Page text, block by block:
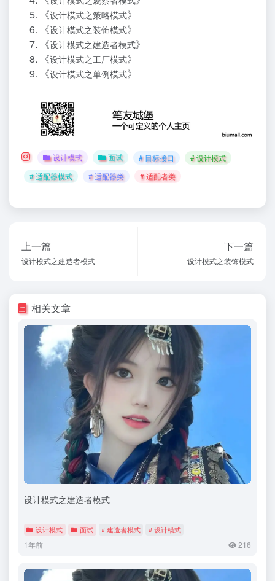
《设计模式之策略模式》
《设计模式之装饰模式》
《设计模式之建造者模式》
《设计模式之工厂模式》
《设计模式之单例模式》
设计模式 面试 # 目标接口
# 设计模式
# 适配器模式
# 适配器类 # 适配者类
上一篇
设计模式之建造者模式
下一篇
设计模式之装饰模式
相关文章
设计模式之建造者模式
设计模式 面试 # 建造者模式 # 设计模式
1年前 216